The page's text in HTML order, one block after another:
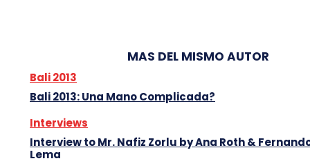
MAS DEL MISMO AUTOR
Bali 2013
Bali 2013: Una Mano Complicada?
Interviews
Interview to Mr. Nafiz Zorlu by Ana Roth &
Lema